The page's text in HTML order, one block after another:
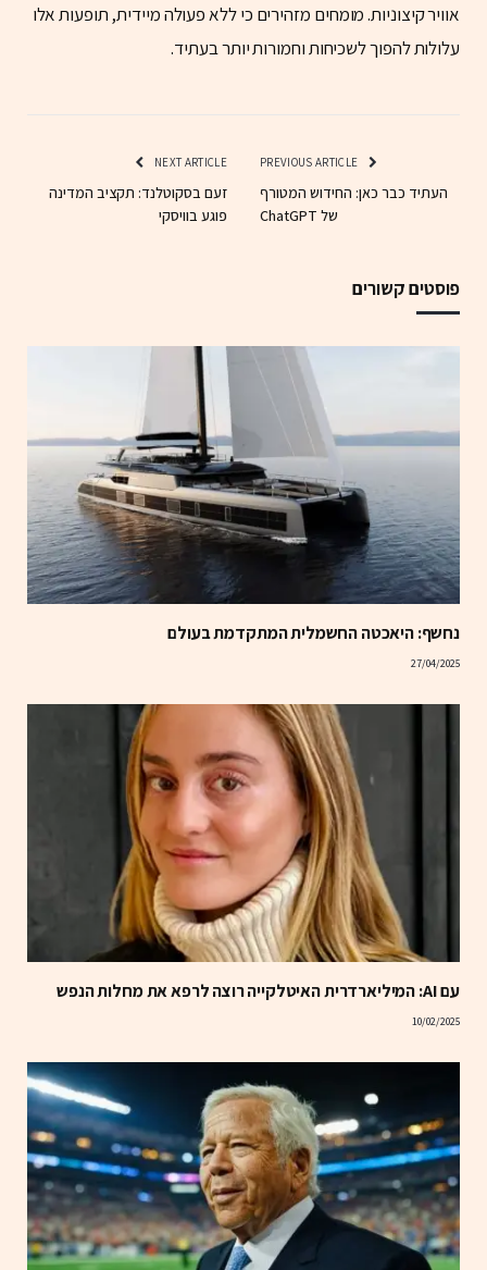
אוויר קיצוניות. מומחים מזהירים כי ללא פעולה מיידית, תופעות אלו
עלולות להפוך לשכיחות וחמורות יותר בעתיד.
העתיד כבר כאן: החידוש המטורף
של ChatGPT
NEXT ARTICLE
זעם בסקוטלנד: תקציב המדינה
פוגע בוויסקי
פוסטים קשורים
נחשף: היאכטה החשמלית המתקדמת בעולם
27/04/2025
עם AI: המיליארדרית האיטלקייה רוצה לרפא את מחלות הנפש
10/02/2025